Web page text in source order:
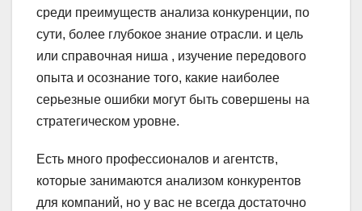
среди преимуществ анализа конкуренции, по
сути, более глубокое знание отрасли. и цель
или справочная ниша , изучение передового
опыта и осознание того, какие наиболее
серьезные ошибки могут быть совершены на
стратегическом уровне.
Есть много профессионалов и агентств,
которые занимаются анализом конкурентов
для компаний, но у вас не всегда достаточно